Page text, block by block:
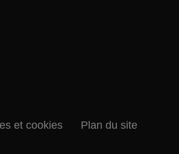
et cookies Plan du site